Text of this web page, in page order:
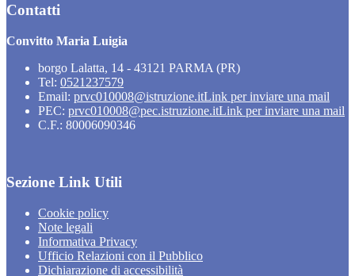
Contatti
Convitto Maria Luigia
borgo Lalatta, 14 - 43121 PARMA (PR)
Tel: 0521237579
Email: prvc010008@istruzione.itLink per inviare una mail
PEC: prvc010008@pec.istruzione.itLink per inviare una mail
C.F.: 80006090346
Sezione Link Utili
Cookie policy
Note legali
Informativa Privacy
Ufficio Relazioni con il Pubblico
Dichiarazione di accessibilità